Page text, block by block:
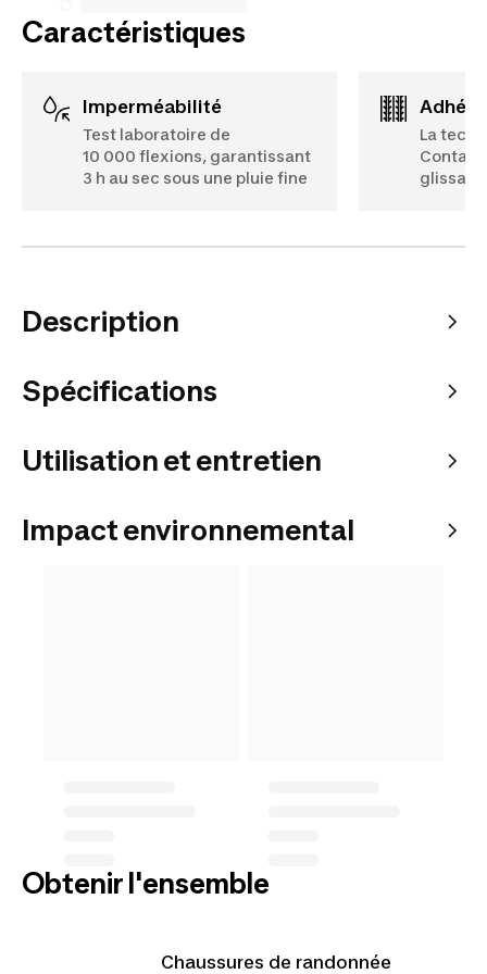
Caractéristiques
Imperméabilité
Test laboratoire de
10 000 flexions, garantissant
3 h au sec sous une pluie fine
La
Contact
Description
Spécifications
Utilisation et entretien
Impact environnemental
Obtenir l'ensemble
Chaussures de randonnée